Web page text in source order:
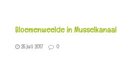
Bloemenweelde in Musselkanaal
25 juli 2017 0